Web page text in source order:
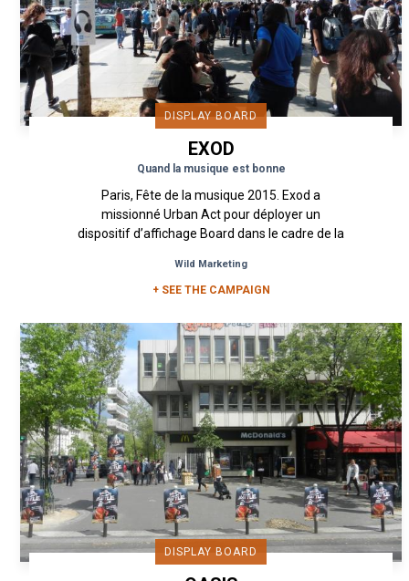
DISPLAY BOARD
EXOD
Quand la musique est bonne
Paris, Fête de la musique 2015. Exod a
missionné Urban Act pour déployer un
dispositif d’affichage Board dans le cadre de la
Wild Marketing
+ SEE THE CAMPAIGN
DISPLAY BOARD